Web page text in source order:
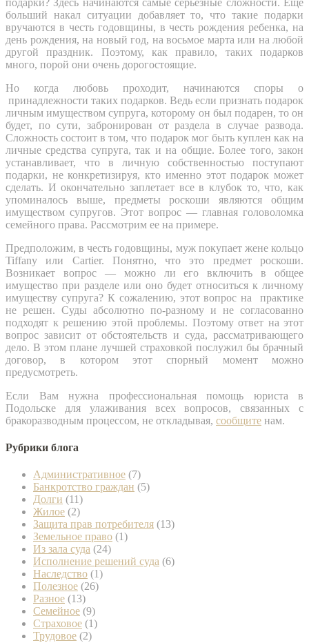
больший накал ситуации добавляет то, что такие подарки
вручаются в честь годовщины, в честь рождения ребенка, на
день рождения, на новый год, на восьмое марта или на любой
другой праздник. Поэтому, как правило, таких подарков
много, порой они очень дорогостоящие.
Но когда любовь проходит, начинаются споры о
принадлежности таких подарков. Ведь если признать подарок
личным имуществом супруга, которому он был подарен, то он
будет, по сути, забронирован от раздела в случае развода.
Сложность состоит в том, что подарок мог быть куплен как на
личные средства супруга, так и на общие. Более того, закон
устанавливает, что в личную собственностью поступают
подарки, не конкретизируя, кто именно этот подарок может
сделать. И окончательно заплетает все в клубок то, что, как
упоминалось выше, предметы роскоши являются общим
имуществом супругов. Этот вопрос — главная головоломка
семейного права. Рассмотрим ее на примере.
Предположим, в честь годовщины, муж покупает жене кольцо
Tiffany или Cartier. Понятно, что это предмет роскоши.
Возникает вопрос — можно ли его включить в общее
имущество при разделе или оно будет относиться к личному
имуществу супруга? К сожалению, этот вопрос на практике
не решен. Суды абсолютно по-разному и не согласованно
подходят к решению этой проблемы. Поэтому ответ на этот
вопрос зависит от обстоятельств и суда, рассматривающего
дело. В этом плане лучшей страховкой послужил бы брачный
договор, в котором этот спорный момент можно
предусмотреть.
Если Вам нужна профессиональная помощь юриста в
Подольске для улаживания всех вопросов, связанных с
бракоразводным процессом, не откладывая, сообщите нам.
Рубрики блога
Административное (7)
Банкротство граждан (5)
Долги (11)
Жилое (2)
Защита прав потребителя (13)
Земельное право (1)
Из зала суда (24)
Исполнение решений суда (6)
Наследство (1)
Полезное (26)
Разное (13)
Семейное (9)
Страховое (1)
Трудовое (2)